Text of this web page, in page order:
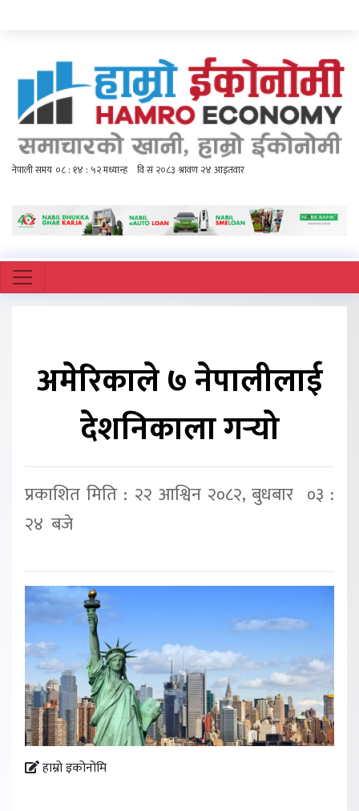
अमेरिकाले ७ नेपालीलाई
देशनिकाला गर्‍यो
प्रकाशित मिति : २२ आश्विन २०८२, बुधबार ०३ :
२४ बजे
हाम्रो इकोनोमि